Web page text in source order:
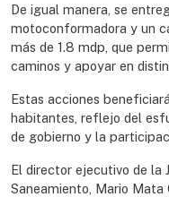
De igual manera, se
motoconformadora y un
más de 1.8 mdp, que
caminos y apoyar en
Estas acciones
habitantes, reflejo del
de gobierno y la
El director ejecutivo de la
Saneamiento, Mario Mata